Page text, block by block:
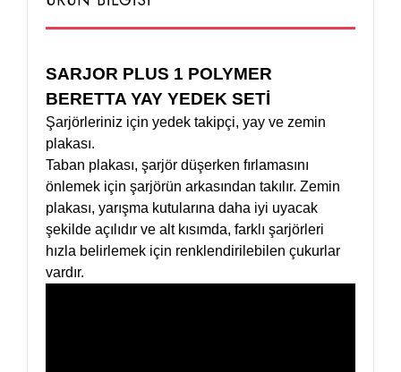
SARJOR PLUS 1 POLYMER
BERETTA YAY YEDEK SETİ
Şarjörleriniz için yedek takipçi, yay ve zemin
plakası.
Taban plakası, şarjör düşerken fırlamasını
önlemek için şarjörün arkasından takılır. Zemin
plakası, yarışma kutularına daha iyi uyacak
şekilde açılıdır ve alt kısımda, farklı şarjörleri
hızla belirlemek için renklendirilebilen çukurlar
vardır.